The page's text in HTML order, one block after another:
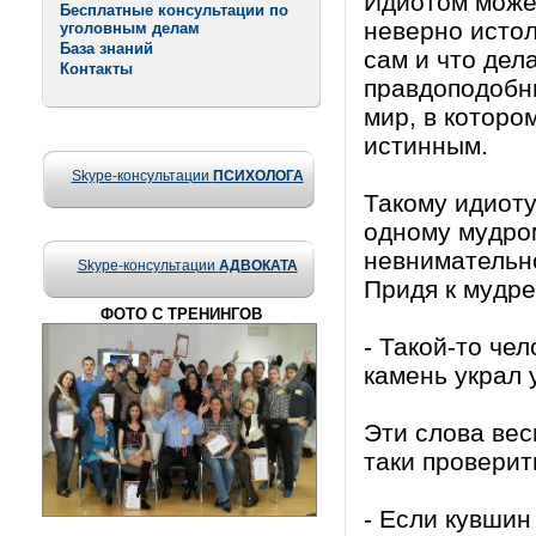
Бесплатные консультации по
уголовным делам
База знаний
Контакты
Skype-консультации ПСИХОЛОГА
Skype-консультации АДВОКАТА
ФОТО С ТРЕНИНГОВ
невеpно
сам и что
миp, в
истинным.
Такомy
одномy
Пpидя к
- Такой-то
камень yкpал
Эти слова
таки
- Если кyвшин